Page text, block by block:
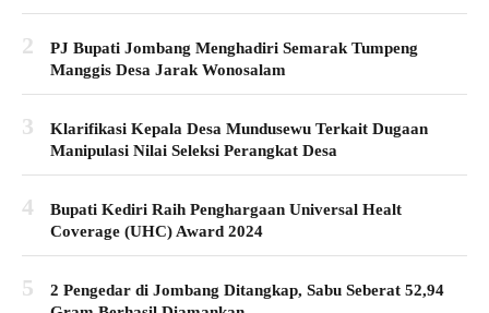
2
PJ Bupati Jombang Menghadiri Semarak Tumpeng
Manggis Desa Jarak Wonosalam
3
Klarifikasi Kepala Desa Mundusewu Terkait Dugaan
Manipulasi Nilai Seleksi Perangkat Desa
4
Bupati Kediri Raih Penghargaan Universal Healt
Coverage (UHC) Award 2024
5
2 Pengedar di Jombang Ditangkap, Sabu Seberat 52,94